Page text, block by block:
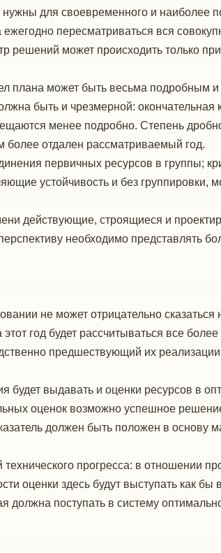
для своевременного и наиболее
пересматриваться вся
решений может происходить только
плана может быть весьма подробным и
быть и чрезмерной: окончательная
менее подробно. Степень
отдален рассматривае­мый год.
первичных ресурсов в группы;
устойчивость и без группировки,
действующие, строящиеся и
необходимо представлять
не может отрицательно сказаться
год будет рассчитываться все
предшествующий их
будет выдавать и оценки ресурсов в
оценок возможно успешное
должен быть положен в основу
прогресса: в отношении
оценки здесь будут выступать как бы
должна поступать в систему